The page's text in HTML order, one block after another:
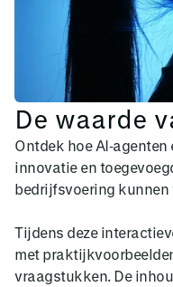
De waarde
Ontdek hoe
innovatie en
bedrijfsvoering kunnen
Tijdens deze
met
vraagstukken. De